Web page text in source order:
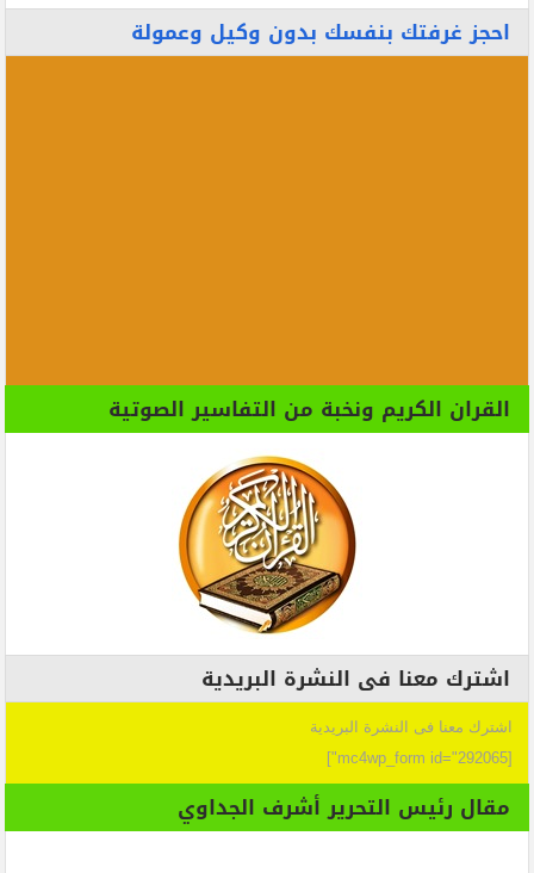
احجز غرفتك بنفسك بدون وكيل وعمولة
القران الكريم ونخبة من التفاسير الصوتية
اشترك معنا فى النشرة البريدية
اشترك معنا فى النشرة البريدية
[mc4wp_form id="292065"]
مقال رئيس التحرير أشرف الجداوي